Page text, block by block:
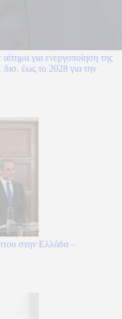
για ενεργοποίηση της
δισ. έως το 2028 για την
στην Ελλάδα –